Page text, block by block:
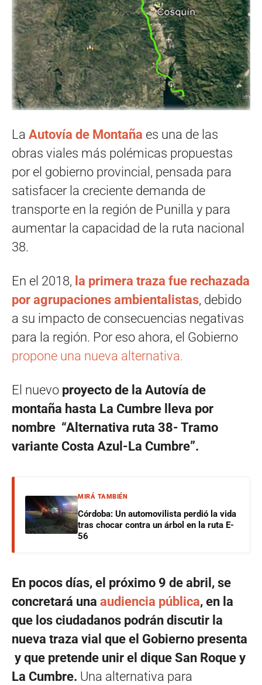
La Autovía de Montaña es una de las
obras viales más polémicas propuestas
por el gobierno provincial, pensada para
satisfacer la creciente demanda de
transporte en la región de Punilla y para
aumentar la capacidad de la ruta nacional
38.
En el 2018, la primera traza fue rechazada
por agrupaciones ambientalistas, debido
a su impacto de consecuencias negativas
para la región. Por eso ahora, el Gobierno
propone una nueva alternativa.
El nuevo proyecto de la Autovía de
montaña hasta La Cumbre lleva por
nombre “Alternativa ruta 38- Tramo
variante Costa Azul-La Cumbre”.
MIRÁ TAMBIÉN
Córdoba: Un automovilista perdió la vida
tras chocar contra un árbol en la ruta E-
56
En pocos días, el próximo 9 de abril, se
concretará una audiencia pública, en la
que los ciudadanos podrán discutir la
nueva traza vial que el Gobierno presenta
y que pretende unir el dique San Roque y
La Cumbre. Una alternativa para